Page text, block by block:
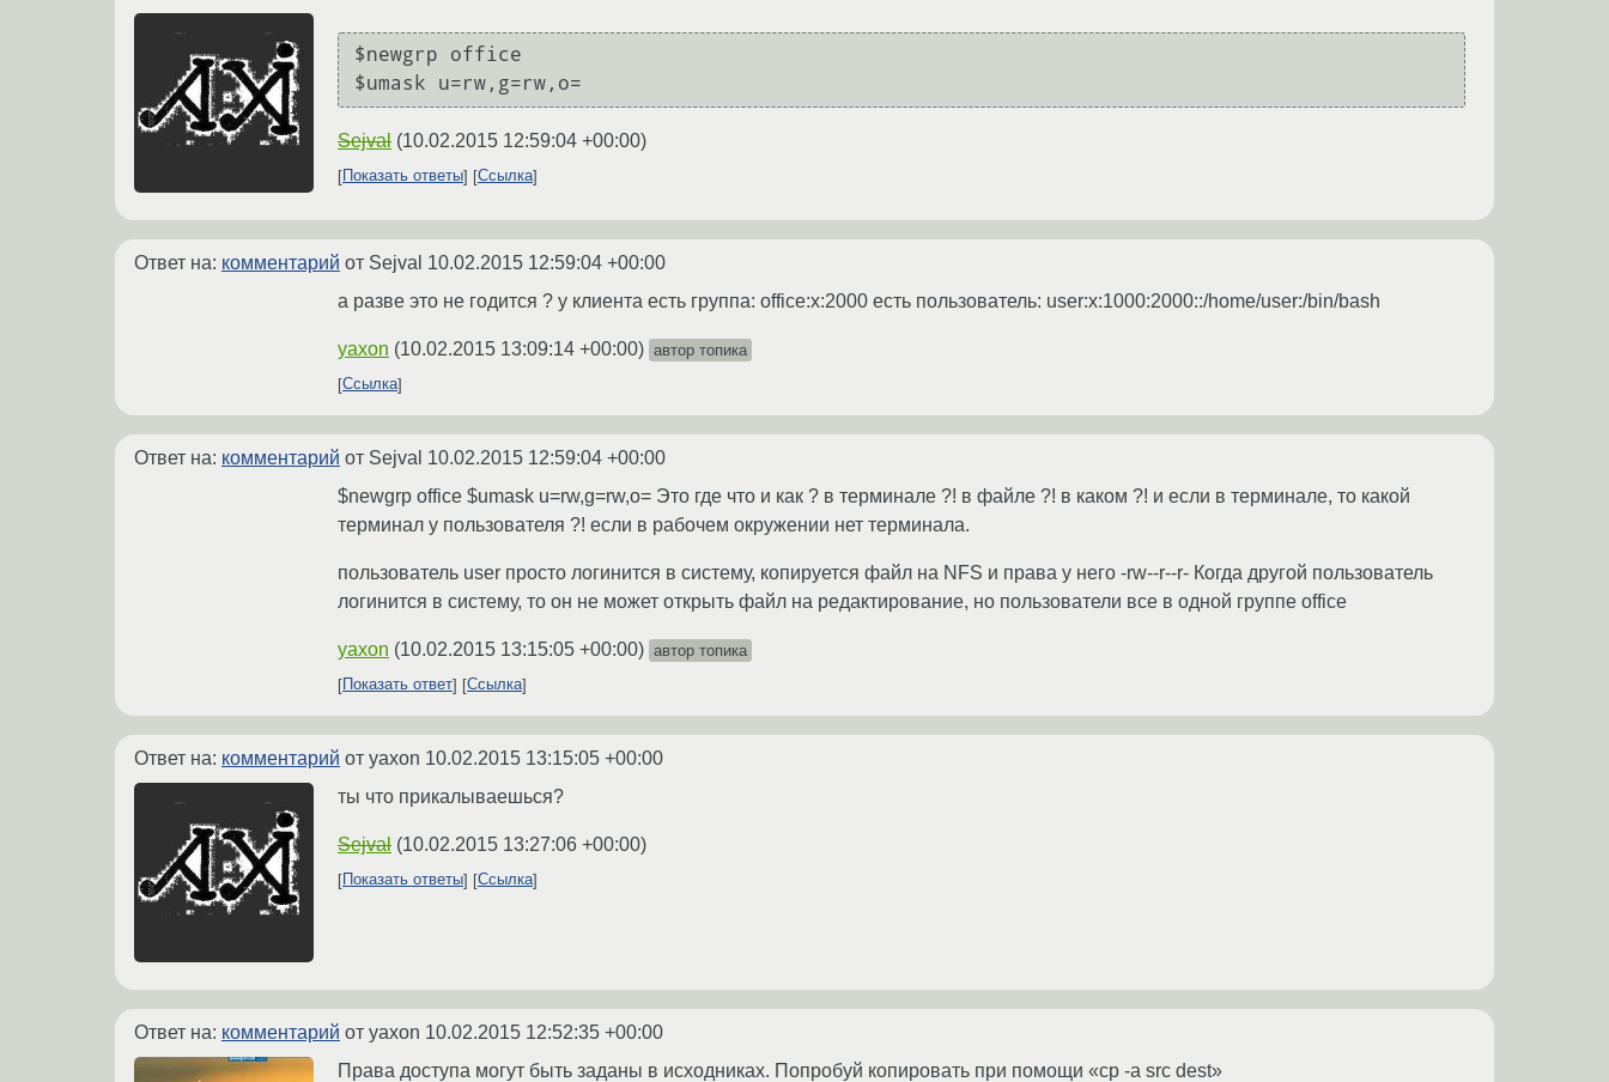
$newgrp office
$umask u=rw,g=rw,o=
Sejval (10.02.2015 12:59:04 +00:00)
Показать ответы Ссылка
Ответ на: комментарий от Sejval 10.02.2015 12:59:04 +00:00
а разве это не годится ? у клиента есть группа: office:x:2000 есть пользователь: user:x:1000:2000::/home/user:/bin/bash
yaxon (10.02.2015 13:09:14 +00:00) автор топика
Ссылка
Ответ на: комментарий от Sejval 10.02.2015 12:59:04 +00:00
$newgrp office $umask u=rw,g=rw,o= Это где что и как ? в терминале ?! в файле ?! в каком ?! и если в терминале, то какой
терминал у пользователя ?! если в рабочем окружении нет терминала.
пользователь user просто логинится в систему, копируется файл на NFS и права у него -rw--r--r- Когда другой пользователь
логинится в систему, то он не может открыть файл на редактирование, но пользователи все в одной группе office
yaxon (10.02.2015 13:15:05 +00:00) автор топика
Показать ответ
Ссылка
Ответ на: комментарий от yaxon 10.02.2015 13:15:05 +00:00
ты что прикалываешься?
Sejval (10.02.2015 13:27:06 +00:00)
Показать ответы Ссылка
Ответ на: комментарий от yaxon 10.02.2015 12:52:35 +00:00
Права доступа могут быть заданы в исходниках. Попробуй копировать при помощи «cp -a src dest»